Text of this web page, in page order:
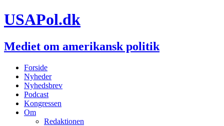
USAPol.dk
Mediet om amerikansk politik
Forside
Nyheder
Nyhedsbrev
Podcast
Kongressen
Om
Redaktionen